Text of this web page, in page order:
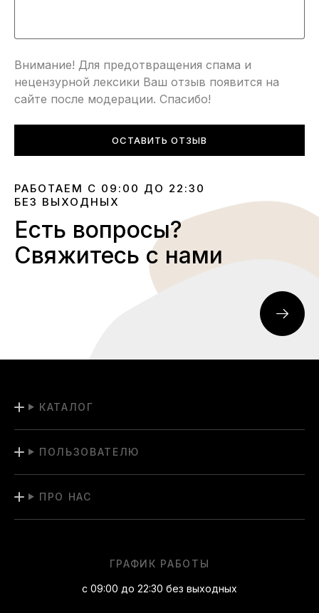
Внимание! Для предотвращения спама и
нецензурной лексики Ваш отзыв появится на
сайте после модерации. Спасибо!
ОСТАВИТЬ ОТЗЫВ
РАБОТАЕМ С 09:00 ДО 22:30
БЕЗ ВЫХОДНЫХ
Есть вопросы?
Свяжитесь с нами
КАТАЛОГ
ПОЛЬЗОВАТЕЛЮ
ПРО НАС
ГРАФИК РАБОТЫ
с 09:00 до 22:30 без выходных